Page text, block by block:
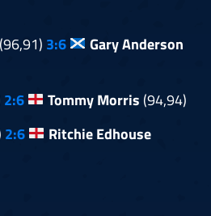
3:6
Gary Anderson
2:6 Tommy Morris (94,94)
2:6
Ritchie Edhouse